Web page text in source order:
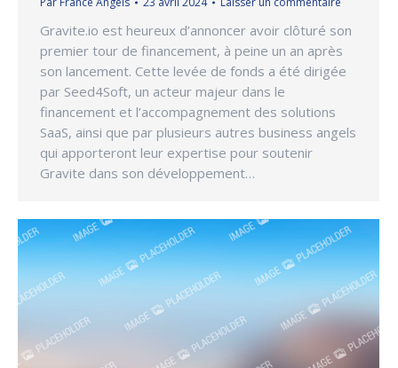
Gravite.io est heureux d’annoncer avoir clôturé son
premier tour de financement, à peine un an après
son lancement. Cette levée de fonds a été dirigée
par Seed4Soft, un acteur majeur dans le
financement et l’accompagnement des solutions
SaaS, ainsi que par plusieurs autres business angels
qui apporteront leur expertise pour soutenir
Gravite dans son développement…